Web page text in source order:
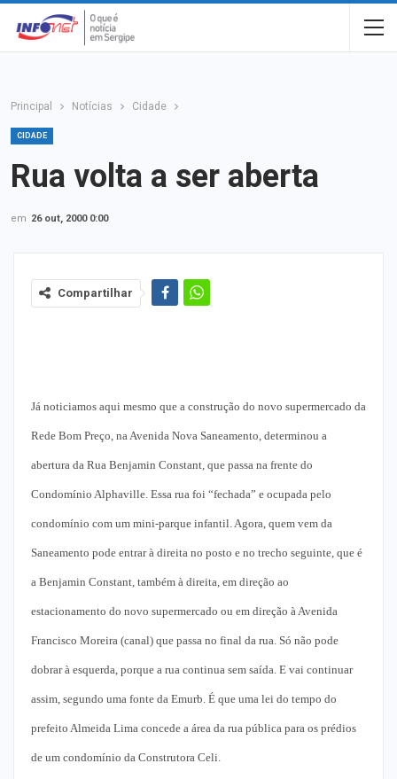
Principal Notícias Cidade
CIDADE
Rua volta a ser aberta
em 26 out, 2000 0:00
Compartilhar
Já noticiamos aqui mesmo que a construção do novo supermercado da
Rede Bom Preço, na Avenida Nova Saneamento, determinou a
abertura da Rua Benjamin Constant, que passa na frente do
Condomínio Alphaville. Essa rua foi “fechada” e ocupada pelo
condomínio com um mini-parque infantil. Agora, quem vem da
Saneamento pode entrar à direita no posto e no trecho seguinte, que é
a Benjamin Constant, também à direita, em direção ao
estacionamento do novo supermercado ou em direção à Avenida
Francisco Moreira (canal) que passa no final da rua. Só não pode
dobrar à esquerda, porque a rua continua sem saída. E vai continuar
assim, segundo uma fonte da Emurb. É que uma lei do tempo do
prefeito Almeida Lima concede a área da rua pública para os prédios
de um condomínio da Construtora Celi.